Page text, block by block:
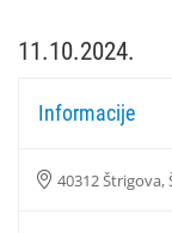
11.10.2024.
Informacije
40312 Štrigova,